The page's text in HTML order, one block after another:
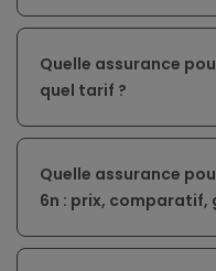
Quelle assurance
quel tarif ?
Quelle assurance
6n : prix, comparatif,